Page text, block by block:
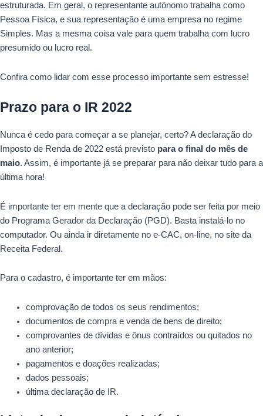
estruturada. Em geral, o representante autônomo trabalha como
Pessoa Física, e sua representação é uma empresa no regime
Simples. Mas a mesma coisa vale para quem trabalha com lucro
presumido ou lucro real.
Confira como lidar com esse processo importante sem estresse!
Prazo para o IR 2022
Nunca é cedo para começar a se planejar, certo? A declaração do
Imposto de Renda de 2022 está previsto para o final do mês de
maio. Assim, é importante já se preparar para não deixar tudo para a
última hora!
É importante ter em mente que a declaração pode ser feita por meio
do Programa Gerador da Declaração (PGD). Basta instalá-lo no
computador. Ou ainda ir diretamente no e-CAC, on-line, no site da
Receita Federal.
Para o cadastro, é importante ter em mãos:
comprovação de todos os seus rendimentos;
documentos de compra e venda de bens de direito;
comprovantes de dívidas e ônus contraídos ou quitados no
ano anterior;
pagamentos e doações realizadas;
dados pessoais;
última declaração de IR.